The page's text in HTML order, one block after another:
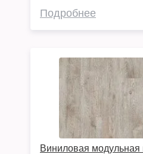
Подробнее
Виниловая модульная